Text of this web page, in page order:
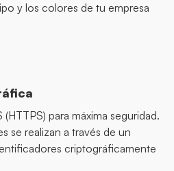
y los colores de tu empresa
para máxima seguridad.
se realizan a través de un
criptográficamente